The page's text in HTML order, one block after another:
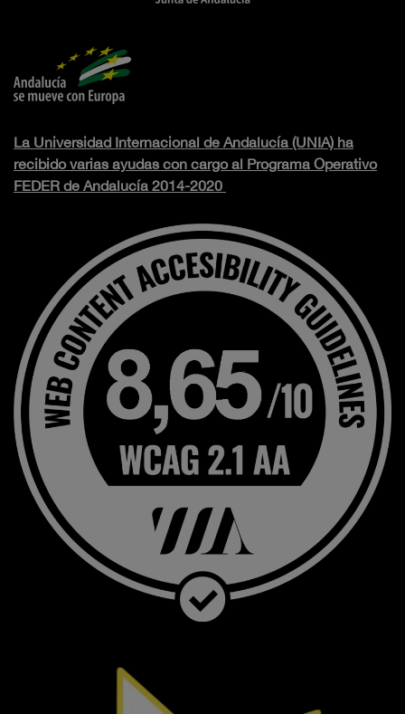
La Universidad Internacional de Andalucía (UNIA) ha
recibido varias ayudas con cargo al Programa Operativo
FEDER de Andalucía 2014-2020